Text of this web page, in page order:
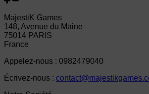
MajestiK Games
148, Avenue du Maine
75014 PARIS
France
Appelez-nous : 0982479040
Écrivez-nous :